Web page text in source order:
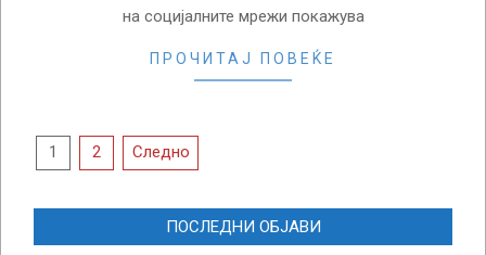
на социјалните мрежи покажува
ПРОЧИТАЈ ПОВЕЌЕ
Posts
1 2 Следно
ПОСЛЕДНИ ОБЈАВИ